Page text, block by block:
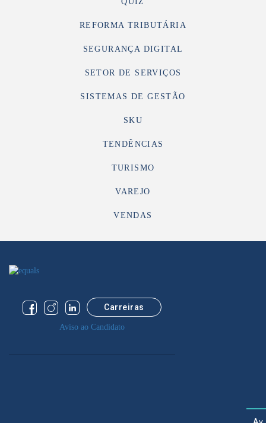
REFORMA TRIBUTÁRIA
SEGURANÇA DIGITAL
SETOR DE SERVIÇOS
SISTEMAS DE GESTÃO
SKU
TENDÊNCIAS
TURISMO
VAREJO
VENDAS
Carreiras
Aviso ao Candidato